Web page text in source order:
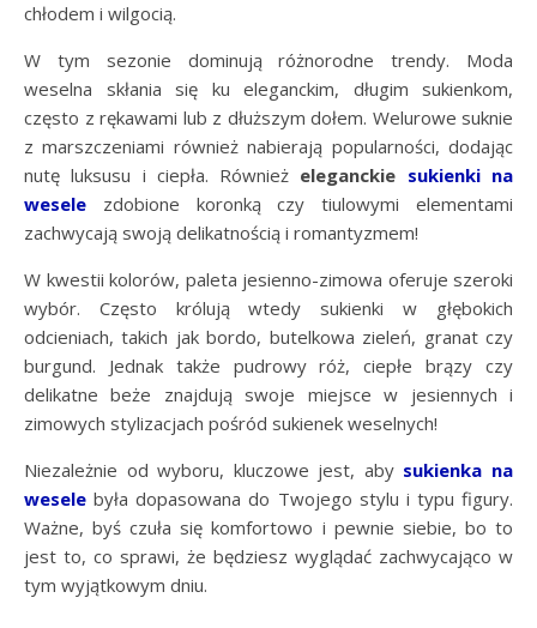
chłodem i wilgocią.
W tym sezonie dominują różnorodne trendy. Moda
weselna skłania się ku eleganckim, długim sukienkom,
często z rękawami lub z dłuższym dołem. Welurowe suknie
z marszczeniami również nabierają popularności, dodając
nutę luksusu i ciepła. Również eleganckie sukienki na
wesele zdobione koronką czy tiulowymi elementami
zachwycają swoją delikatnością i romantyzmem!
W kwestii kolorów, paleta jesienno-zimowa oferuje szeroki
wybór. Często królują wtedy sukienki w głębokich
odcieniach, takich jak bordo, butelkowa zieleń, granat czy
burgund. Jednak także pudrowy róż, ciepłe brązy czy
delikatne beże znajdują swoje miejsce w jesiennych i
zimowych stylizacjach pośród sukienek weselnych!
Niezależnie od wyboru, kluczowe jest, aby sukienka na
wesele była dopasowana do Twojego stylu i typu figury.
Ważne, byś czuła się komfortowo i pewnie siebie, bo to
jest to, co sprawi, że będziesz wyglądać zachwycająco w
tym wyjątkowym dniu.